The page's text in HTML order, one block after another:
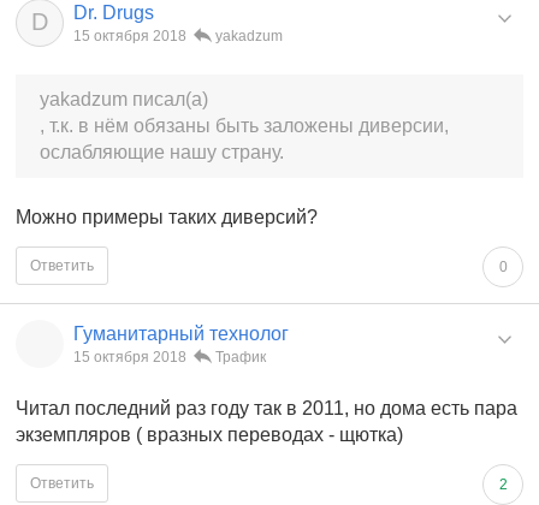
D Dr. Drugs
15 октября 2018 yakadzum
yakadzum писал(а)
, т.к. в нём обязаны быть заложены диверсии,
ослабляющие нашу страну.
Можно примеры таких диверсий?
0
Ответить
Гуманитарный технолог
15 октября 2018 Трафик
Читал последний раз году так в 2011, но дома есть пара
экземпляров ( вразных переводах - щютка)
2
Ответить